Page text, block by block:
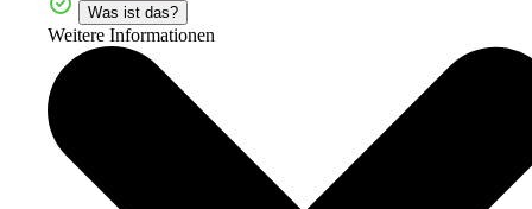
Was ist das?
Weitere Informationen